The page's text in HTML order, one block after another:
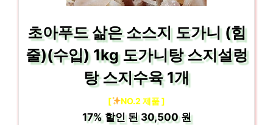
초아푸드 삶은 소스지 도가니 (힘
줄)(수입) 1kg 도가니탕 스지설렁
탕 스지수육 1개
[ NO.2 제품 ]
17%할인 된30,500 원